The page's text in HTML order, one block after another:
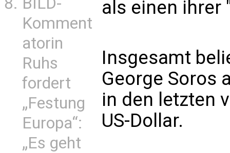
Komment
atorin
Ruhs
fordert
„Festung
Europa“:
„Es geht
als einen ihrer
Insgesamt
George Soros
in den letzten
US-Dollar.